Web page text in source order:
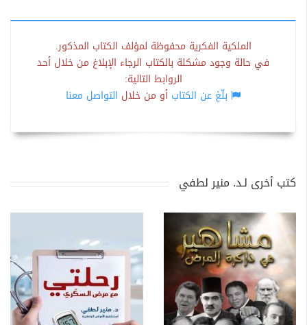
الملكية الفكرية محفوظة لمؤلف الكتاب المذكور.
في حالة وجود مشكلة بالكتاب الرجاء الإبلاغ من خلال أحد
الروابط التالية:
بلّغ عن الكتاب أو من خلال التواصل معنا
كتب أخرى لـد. منير لطفي